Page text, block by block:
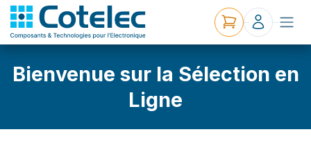
Bienvenue sur la Sélection en
Ligne